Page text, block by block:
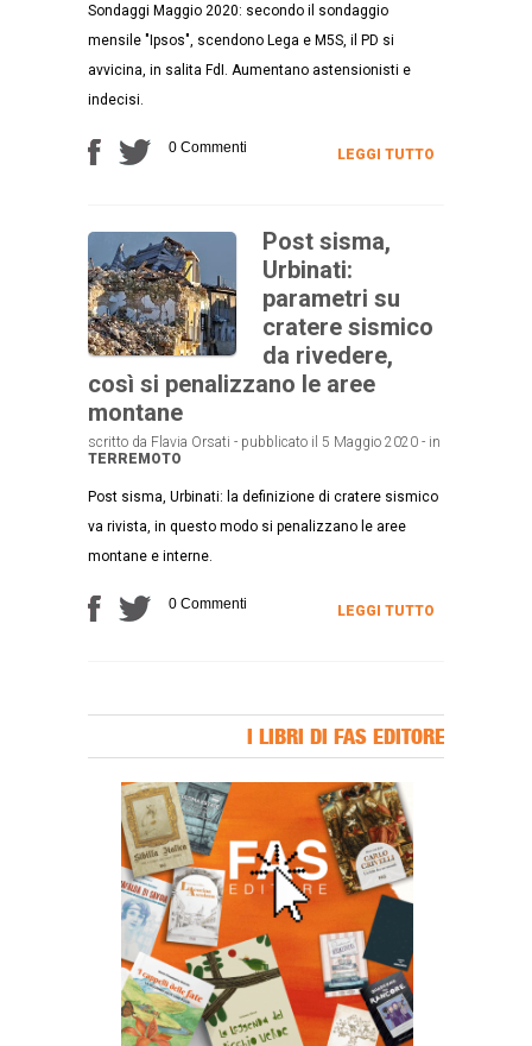
Sondaggi Maggio 2020: secondo il sondaggio
mensile "Ipsos", scendono Lega e M5S, il PD si
avvicina, in salita FdI. Aumentano astensionisti e
indecisi.
0 Commenti LEGGI TUTTO
Post sisma,
Urbinati:
parametri su
cratere sismico
da rivedere,
così si penalizzano le aree
montane
scritto da Flavia Orsati - pubblicato il 5 Maggio 2020 - in
TERREMOTO
Post sisma, Urbinati: la definizione di cratere sismico
va rivista, in questo modo si penalizzano le aree
montane e interne.
0 Commenti LEGGI TUTTO
I LIBRI DI FAS EDITORE